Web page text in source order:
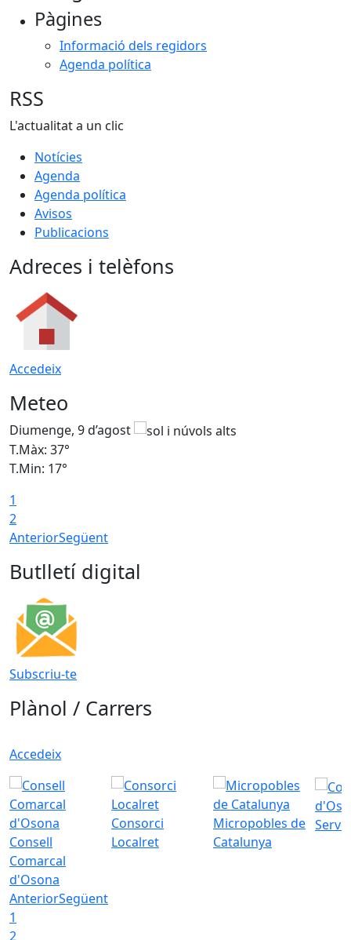
Pàgines
Informació dels regidors
Agenda política
RSS
L'actualitat a un clic
Notícies
Agenda
Agenda política
Avisos
Publicacions
Adreces i telèfons
Accedeix
Meteo
Diumenge, 9 d’agost
T.Màx: 37°
T.Min: 17°
1
2
AnteriorSegüent
Butlletí digital
Subscriu-te
Plànol / Carrers
Accedeix
Consell
Comarcal
d'Osona
Consorci
Localret
Micropobles de
Catalunya
AnteriorSegüent
1
2